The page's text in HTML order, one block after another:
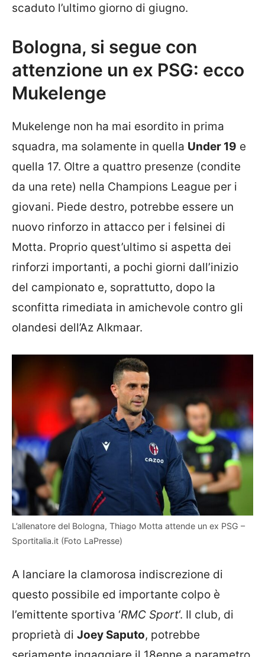
scaduto l’ultimo giorno di giugno.
Bologna, si segue con
attenzione un ex PSG: ecco
Mukelenge
Mukelenge non ha mai esordito in prima
squadra, ma solamente in quella Under 19 e
quella 17. Oltre a quattro presenze (condite
da una rete) nella Champions League per i
giovani. Piede destro, potrebbe essere un
nuovo rinforzo in attacco per i felsinei di
Motta. Proprio quest’ultimo si aspetta dei
rinforzi importanti, a pochi giorni dall’inizio
del campionato e, soprattutto, dopo la
sconfitta rimediata in amichevole contro gli
olandesi dell’Az Alkmaar.
L’allenatore del Bologna, Thiago Motta attende un ex PSG –
Sportitalia.it (Foto LaPresse)
A lanciare la clamorosa indiscrezione di
questo possibile ed importante colpo è
l’emittente sportiva ‘RMC Sport‘. Il club, di
proprietà di Joey Saputo, potrebbe